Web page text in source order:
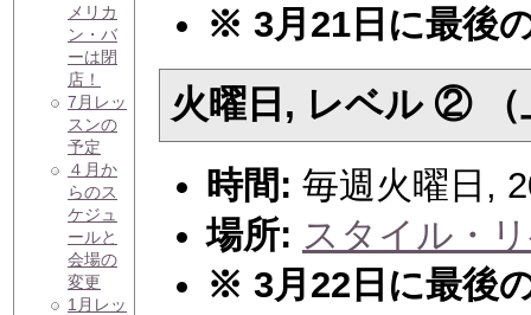
メリカ
ン・バ
ーは閉
店！
7月レッ
スンの
予定
４月か
らのス
ケジュ
ールと
会場の
変更
1月レッ
※ 3月21日に最後
火曜日, レベル ② （
時間: 毎週火曜日,
場所: スタイル・
※ 3月22日に最後